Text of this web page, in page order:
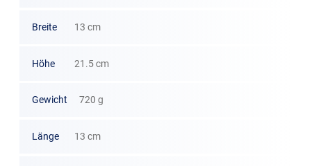
Breite 13 cm
Höhe 21.5 cm
Gewicht 720 g
Länge 13 cm